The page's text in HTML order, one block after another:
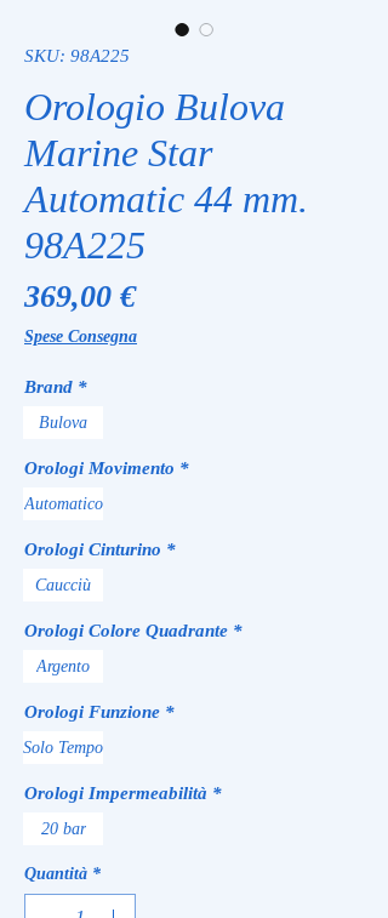
SKU: 98A225
Orologio Bulova
Marine Star
Automatic 44 mm.
98A225
369,00 €Prezzo
Spese Consegna
Brand *
Bulova
Orologi Movimento *
Automatico
Orologi Cinturino *
Caucciù
Orologi Colore Quadrante *
Argento
Orologi Funzione *
Solo Tempo
Orologi Impermeabilità *
20 bar
Quantità *